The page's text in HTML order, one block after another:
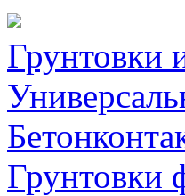
Грунтовки
Грунтовки